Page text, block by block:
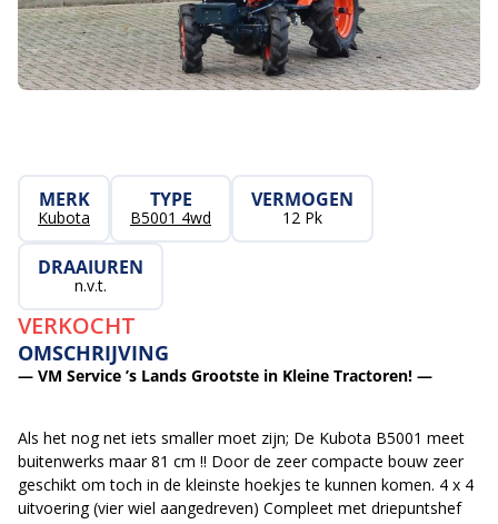
MERK
Kubota
TYPE
B5001 4wd
VERMOGEN
12 Pk
DRAAIUREN
n.v.t.
VERKOCHT
OMSCHRIJVING
— VM Service ’s Lands Grootste in Kleine Tractoren! —
Als het nog net iets smaller moet zijn; De Kubota B5001 meet
buitenwerks maar 81 cm !! Door de zeer compacte bouw zeer
geschikt om toch in de kleinste hoekjes te kunnen komen. 4 x 4
uitvoering (vier wiel aangedreven) Compleet met driepuntshef